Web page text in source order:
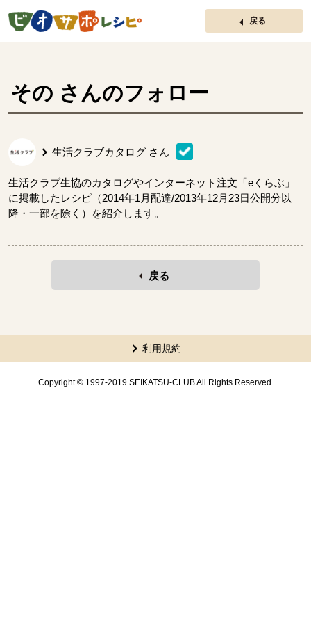
ページの先頭です。
戻る
その さんのフォロー
生活クラブカタログ さん
生活クラブ生協のカタログやインターネット注文「eくらぶ」
に掲載したレシピ（2014年1月配達/2013年12月23日公開分以
降・一部を除く）を紹介します。
戻る
ここから共通フッターメニューです。
利用規約
Copyright © 1997-2019 SEIKATSU-CLUB All Rights Reserved.